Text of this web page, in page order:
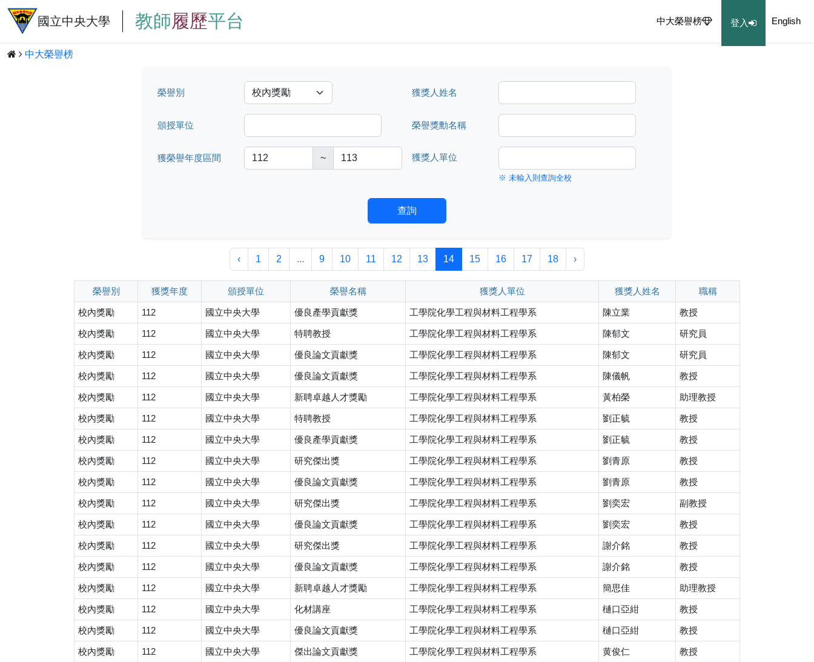
國立中央大學 教師履歷平台 中大榮譽榜 登入 English
中大榮譽榜
榮譽別 獲獎人姓名
頒授單位 榮譽獎勳名稱
獲榮譽年度區間 ~ 獲獎人單位
※ 未輸入則查詢全校
查詢
‹ 1 2 ... 9 10 11 12 13 14 15 16 17 18 ›
榮譽別 獲獎年度 頒授單位 榮譽名稱 獲獎人單位 獲獎人姓名 職稱
校內獎勵 112 國立中央大學 優良產學貢獻獎 工學院化學工程與材料工程學系 陳立業 教授
校內獎勵 112 國立中央大學 特聘教授 工學院化學工程與材料工程學系 陳郁文 研究員
校內獎勵 112 國立中央大學 優良論文貢獻獎 工學院化學工程與材料工程學系 陳郁文 研究員
校內獎勵 112 國立中央大學 優良論文貢獻獎 工學院化學工程與材料工程學系 陳儀帆 教授
校內獎勵 112 國立中央大學 新聘卓越人才獎勵 工學院化學工程與材料工程學系 黃柏榮 助理教授
校內獎勵 112 國立中央大學 特聘教授 工學院化學工程與材料工程學系 劉正毓 教授
校內獎勵 112 國立中央大學 優良產學貢獻獎 工學院化學工程與材料工程學系 劉正毓 教授
校內獎勵 112 國立中央大學 研究傑出獎 工學院化學工程與材料工程學系 劉青原 教授
校內獎勵 112 國立中央大學 優良論文貢獻獎 工學院化學工程與材料工程學系 劉青原 教授
校內獎勵 112 國立中央大學 研究傑出獎 工學院化學工程與材料工程學系 劉奕宏 副教授
校內獎勵 112 國立中央大學 優良論文貢獻獎 工學院化學工程與材料工程學系 劉奕宏 教授
校內獎勵 112 國立中央大學 研究傑出獎 工學院化學工程與材料工程學系 謝介銘 教授
校內獎勵 112 國立中央大學 優良論文貢獻獎 工學院化學工程與材料工程學系 謝介銘 教授
校內獎勵 112 國立中央大學 新聘卓越人才獎勵 工學院化學工程與材料工程學系 簡思佳 助理教授
校內獎勵 112 國立中央大學 化材講座 工學院化學工程與材料工程學系 樋口亞紺 教授
校內獎勵 112 國立中央大學 優良論文貢獻獎 工學院化學工程與材料工程學系 樋口亞紺 教授
校內獎勵 112 國立中央大學 傑出論文貢獻獎 工學院化學工程與材料工程學系 黄俊仁 教授